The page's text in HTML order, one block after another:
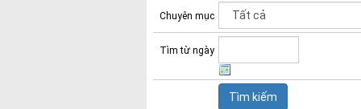
Chuyên mục
Tìm từ ngày